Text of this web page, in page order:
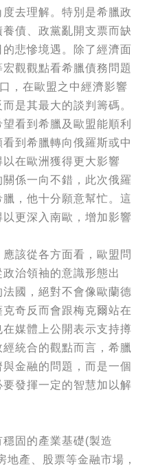
去理解。特別是希臘政
債、政黨亂開支票而缺
悲慘境遇。除了經濟面
觀觀點看希臘債務問題
，在歐盟之中經濟影響
是其最大的談判籌碼。
看到希臘及歐盟能順利
到希臘轉向俄羅斯或中
在歐洲獲得更大影響
係一向不錯，此次俄羅
，他十分願意幫忙。這
更深入南歐，增加影響
該從各方面看，歐盟問
治領袖的意識形態出
國，絕對不會像歐蘭德
奇反而會跟梅克爾站在
媒體上公開表示支持撙
統合的觀點而言，希臘
金融的問題，而是一個
發揮一定的智慧加以解
固的產業基礎(製造
產、股票等金融市場，